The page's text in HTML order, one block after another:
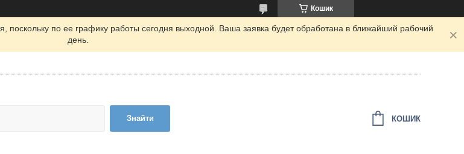
Кошик
по ее графику работы сегодня выходной. Ваша заявка будет обработана в ближайший рабочий
день.
Знайти КОШИК